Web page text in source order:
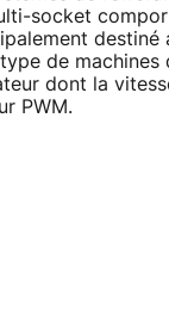
socket
destiné
de machines
dont la
PWM.